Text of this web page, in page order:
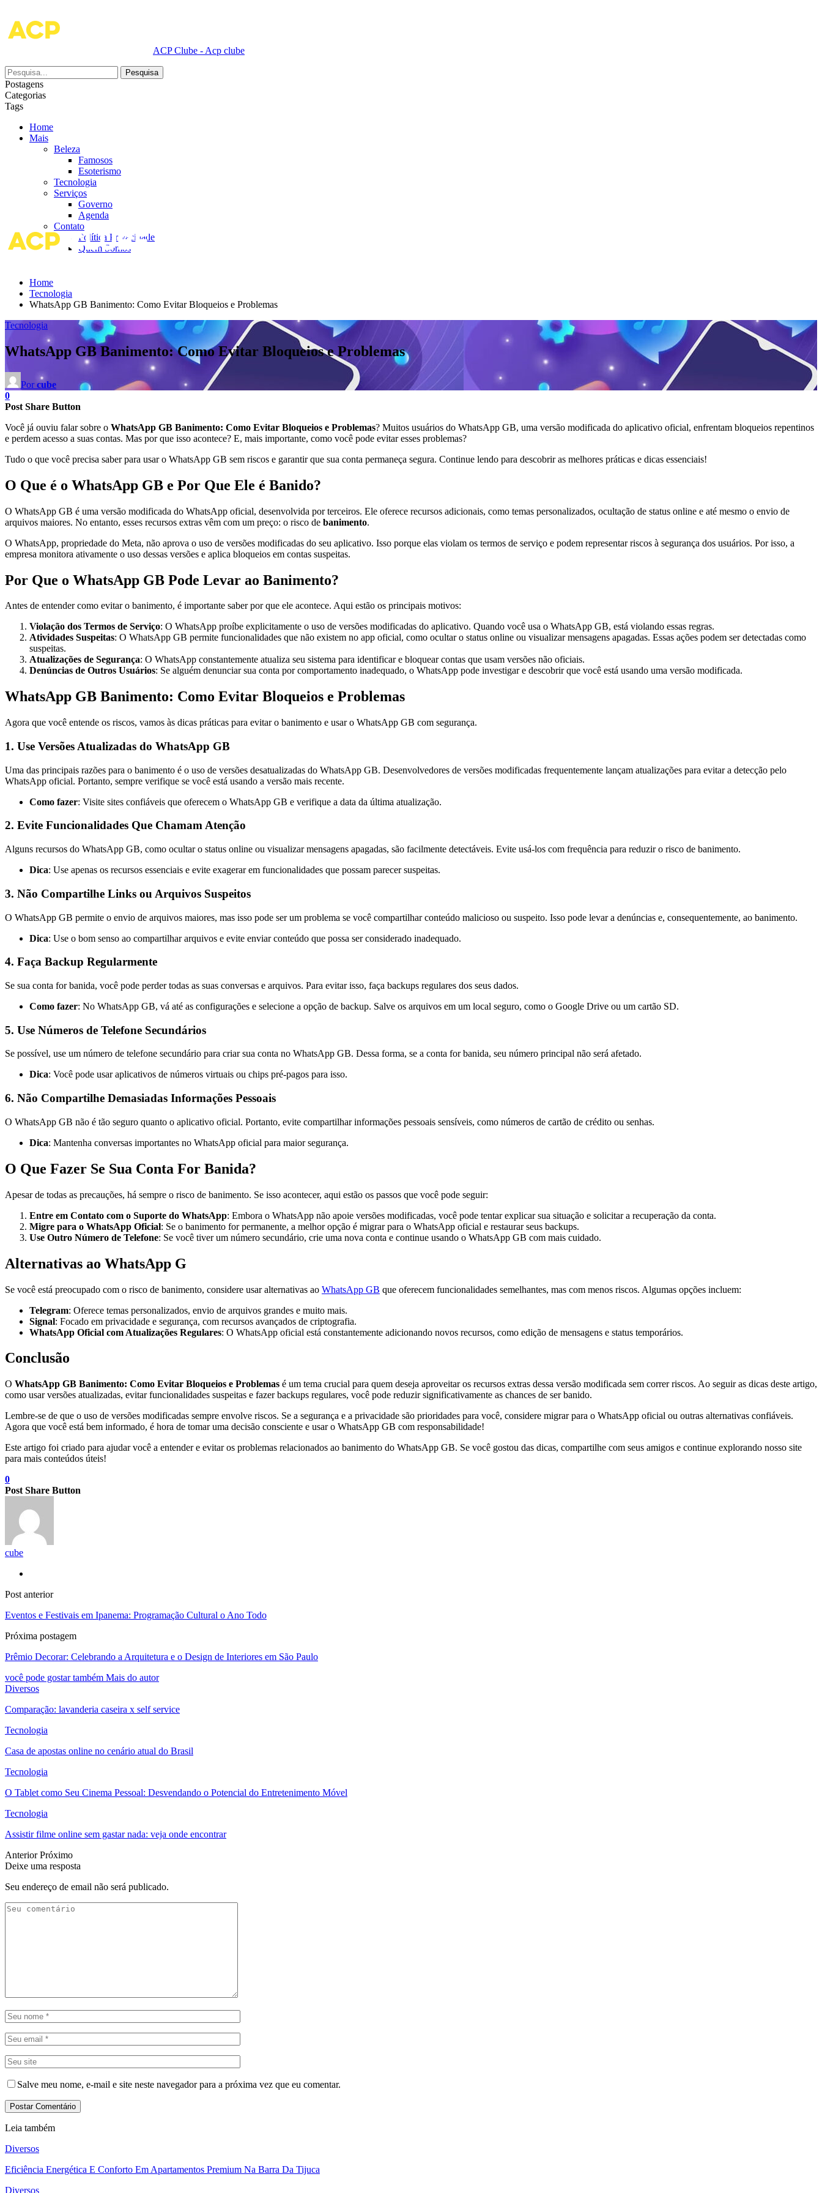
ACP Clube - Acp clube
Postagens
Categorias
Tags
Home
Mais
Beleza
Famosos
Esoterismo
Tecnologia
Serviços
Governo
Agenda
Contato
Política Privacidade
Quem Somos
Home
Tecnologia
WhatsApp GB Banimento: Como Evitar Bloqueios e Problemas
Tecnologia
WhatsApp GB Banimento: Como Evitar Bloqueios e Problemas
Por cube
0
Post Share Button
Você já ouviu falar sobre o WhatsApp GB Banimento: Como Evitar Bloqueios e Problemas? Muitos usuários do WhatsApp GB, uma versão modificada do aplicativo oficial, enfrentam bloqueios repentinos
e perdem acesso a suas contas. Mas por que isso acontece? E, mais importante, como você pode evitar esses problemas?
Tudo o que você precisa saber para usar o WhatsApp GB sem riscos e garantir que sua conta permaneça segura. Continue lendo para descobrir as melhores práticas e dicas essenciais!
O Que é o WhatsApp GB e Por Que Ele é Banido?
O WhatsApp GB é uma versão modificada do WhatsApp oficial, desenvolvida por terceiros. Ele oferece recursos adicionais, como temas personalizados, ocultação de status online e até mesmo o envio de
arquivos maiores. No entanto, esses recursos extras vêm com um preço: o risco de banimento.
O WhatsApp, propriedade do Meta, não aprova o uso de versões modificadas do seu aplicativo. Isso porque elas violam os termos de serviço e podem representar riscos à segurança dos usuários. Por isso, a
empresa monitora ativamente o uso dessas versões e aplica bloqueios em contas suspeitas.
Por Que o WhatsApp GB Pode Levar ao Banimento?
Antes de entender como evitar o banimento, é importante saber por que ele acontece. Aqui estão os principais motivos:
Violação dos Termos de Serviço: O WhatsApp proíbe explicitamente o uso de versões modificadas do aplicativo. Quando você usa o WhatsApp GB, está violando essas regras.
Atividades Suspeitas: O WhatsApp GB permite funcionalidades que não existem no app oficial, como ocultar o status online ou visualizar mensagens apagadas. Essas ações podem ser detectadas como
suspeitas.
Atualizações de Segurança: O WhatsApp constantemente atualiza seu sistema para identificar e bloquear contas que usam versões não oficiais.
Denúncias de Outros Usuários: Se alguém denunciar sua conta por comportamento inadequado, o WhatsApp pode investigar e descobrir que você está usando uma versão modificada.
WhatsApp GB Banimento: Como Evitar Bloqueios e Problemas
Agora que você entende os riscos, vamos às dicas práticas para evitar o banimento e usar o WhatsApp GB com segurança.
1. Use Versões Atualizadas do WhatsApp GB
Uma das principais razões para o banimento é o uso de versões desatualizadas do WhatsApp GB. Desenvolvedores de versões modificadas frequentemente lançam atualizações para evitar a detecção pelo
WhatsApp oficial. Portanto, sempre verifique se você está usando a versão mais recente.
Como fazer: Visite sites confiáveis que oferecem o WhatsApp GB e verifique a data da última atualização.
2. Evite Funcionalidades Que Chamam Atenção
Alguns recursos do WhatsApp GB, como ocultar o status online ou visualizar mensagens apagadas, são facilmente detectáveis. Evite usá-los com frequência para reduzir o risco de banimento.
Dica: Use apenas os recursos essenciais e evite exagerar em funcionalidades que possam parecer suspeitas.
3. Não Compartilhe Links ou Arquivos Suspeitos
O WhatsApp GB permite o envio de arquivos maiores, mas isso pode ser um problema se você compartilhar conteúdo malicioso ou suspeito. Isso pode levar a denúncias e, consequentemente, ao banimento.
Dica: Use o bom senso ao compartilhar arquivos e evite enviar conteúdo que possa ser considerado inadequado.
4. Faça Backup Regularmente
Se sua conta for banida, você pode perder todas as suas conversas e arquivos. Para evitar isso, faça backups regulares dos seus dados.
Como fazer: No WhatsApp GB, vá até as configurações e selecione a opção de backup. Salve os arquivos em um local seguro, como o Google Drive ou um cartão SD.
5. Use Números de Telefone Secundários
Se possível, use um número de telefone secundário para criar sua conta no WhatsApp GB. Dessa forma, se a conta for banida, seu número principal não será afetado.
Dica: Você pode usar aplicativos de números virtuais ou chips pré-pagos para isso.
6. Não Compartilhe Demasiadas Informações Pessoais
O WhatsApp GB não é tão seguro quanto o aplicativo oficial. Portanto, evite compartilhar informações pessoais sensíveis, como números de cartão de crédito ou senhas.
Dica: Mantenha conversas importantes no WhatsApp oficial para maior segurança.
O Que Fazer Se Sua Conta For Banida?
Apesar de todas as precauções, há sempre o risco de banimento. Se isso acontecer, aqui estão os passos que você pode seguir:
Entre em Contato com o Suporte do WhatsApp: Embora o WhatsApp não apoie versões modificadas, você pode tentar explicar sua situação e solicitar a recuperação da conta.
Migre para o WhatsApp Oficial: Se o banimento for permanente, a melhor opção é migrar para o WhatsApp oficial e restaurar seus backups.
Use Outro Número de Telefone: Se você tiver um número secundário, crie uma nova conta e continue usando o WhatsApp GB com mais cuidado.
Alternativas ao WhatsApp G
Se você está preocupado com o risco de banimento, considere usar alternativas ao WhatsApp GB que oferecem funcionalidades semelhantes, mas com menos riscos. Algumas opções incluem:
Telegram: Oferece temas personalizados, envio de arquivos grandes e muito mais.
Signal: Focado em privacidade e segurança, com recursos avançados de criptografia.
WhatsApp Oficial com Atualizações Regulares: O WhatsApp oficial está constantemente adicionando novos recursos, como edição de mensagens e status temporários.
Conclusão
O WhatsApp GB Banimento: Como Evitar Bloqueios e Problemas é um tema crucial para quem deseja aproveitar os recursos extras dessa versão modificada sem correr riscos. Ao seguir as dicas deste artigo,
como usar versões atualizadas, evitar funcionalidades suspeitas e fazer backups regulares, você pode reduzir significativamente as chances de ser banido.
Lembre-se de que o uso de versões modificadas sempre envolve riscos. Se a segurança e a privacidade são prioridades para você, considere migrar para o WhatsApp oficial ou outras alternativas confiáveis.
Agora que você está bem informado, é hora de tomar uma decisão consciente e usar o WhatsApp GB com responsabilidade!
Este artigo foi criado para ajudar você a entender e evitar os problemas relacionados ao banimento do WhatsApp GB. Se você gostou das dicas, compartilhe com seus amigos e continue explorando nosso site
para mais conteúdos úteis!
0
Post Share Button
cube
Post anterior
Eventos e Festivais em Ipanema: Programação Cultural o Ano Todo
Próxima postagem
Prêmio Decorar: Celebrando a Arquitetura e o Design de Interiores em São Paulo
você pode gostar também Mais do autor
Diversos
Comparação: lavanderia caseira x self service
Tecnologia
Casa de apostas online no cenário atual do Brasil
Tecnologia
O Tablet como Seu Cinema Pessoal: Desvendando o Potencial do Entretenimento Móvel
Tecnologia
Assistir filme online sem gastar nada: veja onde encontrar
AnteriorPróximo
Deixe uma resposta
Seu endereço de email não será publicado.
Salve meu nome, e-mail e site neste navegador para a próxima vez que eu comentar.
Leia também
Diversos
Eficiência Energética E Conforto Em Apartamentos Premium Na Barra Da Tijuca
Diversos